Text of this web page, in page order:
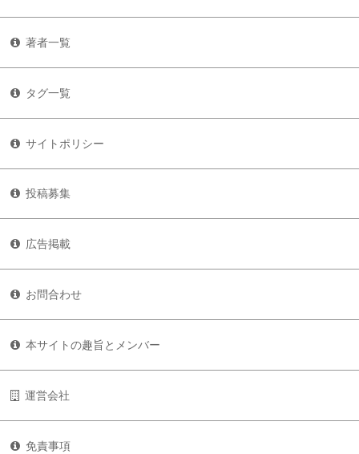
著者一覧
タグ一覧
サイトポリシー
投稿募集
広告掲載
お問合わせ
本サイトの趣旨とメンバー
運営会社
免責事項